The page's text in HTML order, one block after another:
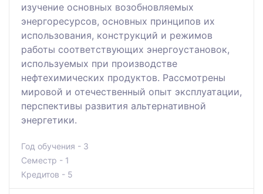
изучение основных возобновляемых
энергоресурсов, основных принципов их
использования, конструкций и режимов
работы соответствующих энергоустановок,
используемых при производстве
нефтехимических продуктов. Рассмотрены
мировой и отечественный опыт эксплуатации,
перспективы развития альтернативной
энергетики.
Год обучения - 3
Семестр - 1
Кредитов - 5